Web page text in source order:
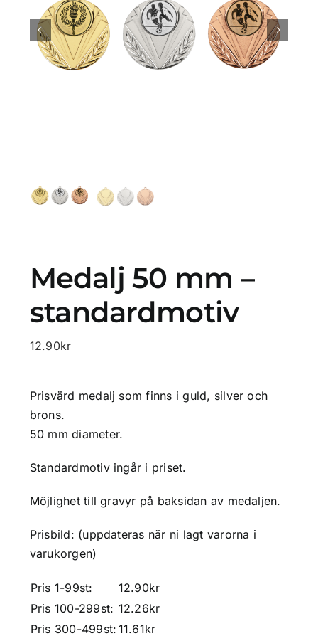
Profilprodukter
Lotter
Medalj 50 mm –
standardmotiv
12.90kr
Prisvärd medalj som finns i guld, silver och
brons.
50 mm diameter.
Standardmotiv ingår i priset.
Möjlighet till gravyr på baksidan av medaljen.
Prisbild: (uppdateras när ni lagt varorna i
varukorgen)
Pris 1-99st: 12.90kr
Pris 100-299st: 12.26kr
Pris 300-499st: 11.61kr